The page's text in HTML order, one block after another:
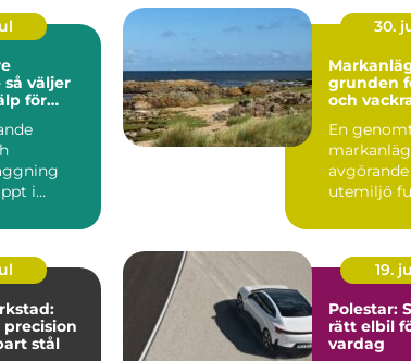
för
i
ger
30.
grunden
och
En
utemiljö
det hand...
stål
19.
Polestar:
rätt elbil
vardag